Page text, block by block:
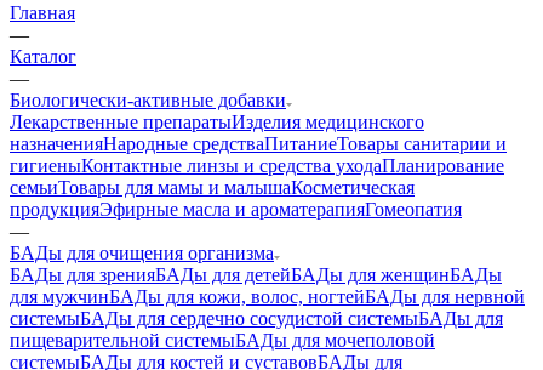
Главная
—
Каталог
—
Биологически-активные добавки
Лекарственные препаратыИзделия медицинского
назначенияНародные средстваПитаниеТовары санитарии и
гигиеныКонтактные линзы и средства уходаПланирование
семьиТовары для мамы и малышаКосметическая
продукцияЭфирные масла и ароматерапияГомеопатия
—
БАДы для очищения организма
БАДы для зренияБАДы для детейБАДы для женщинБАДы
для мужчинБАДы для кожи, волос, ногтейБАДы для нервной
системыБАДы для сердечно сосудистой системыБАДы для
пищеварительной системыБАДы для мочеполовой
системыБАДы для костей и суставовБАДы для